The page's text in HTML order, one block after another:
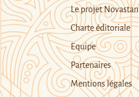
Le projet Novastan
Charte éditoriale
Equipe
Partenaires
Mentions légales